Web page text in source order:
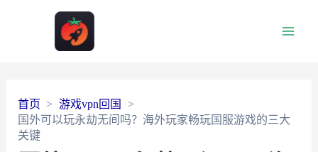
首页
游戏vpn回国
国外可以玩永劫无间吗？海外玩家畅玩国服游戏的三大
关键